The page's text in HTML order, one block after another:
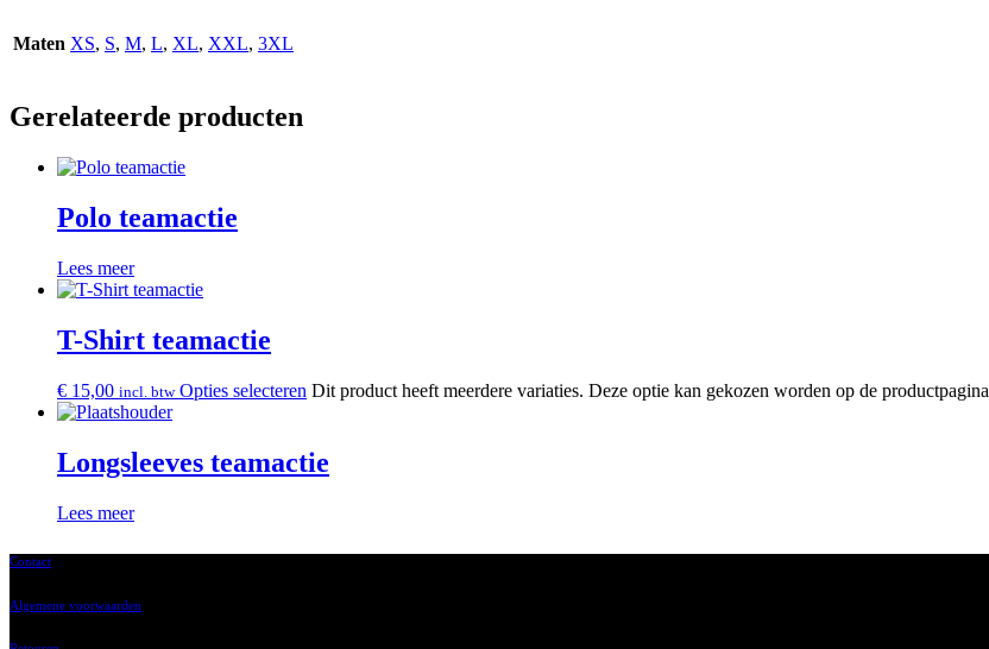
Maten XS, S, M, L, XL, XXL, 3XL
Gerelateerde producten
Polo teamactie
Lees meer
T-Shirt teamactie
€ 15,00 incl. btw Opties selecteren Dit product heeft meerdere variaties. Deze optie kan gekozen worden op de productpagina
Longsleeves teamactie
Lees meer
Contact
Algemene voorwaarden